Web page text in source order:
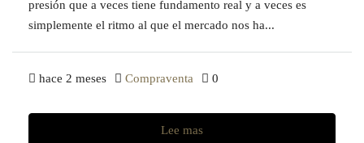
presión que a veces tiene fundamento real y a veces es
simplemente el ritmo al que el mercado nos ha...
hace 2 meses Compraventa 0
Lee mas